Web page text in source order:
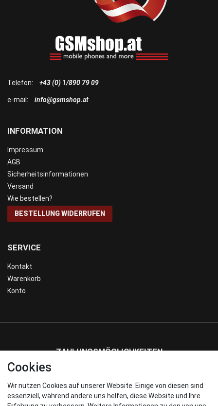
SERVICE
Kontakt
Warenkorb
Konto
INFORMATION
Impressum
AGB
Sicherheitsinformationen
Versand
Wie bestellen?
BESTELLUNG WIDERRUFEN
Telefon: +43 (0) 1/890 79 09
e-mail: info@gsmshop.at
ZAHLUNGSMÖGLICHKEITEN
WIR VERSENDEN MIT
Cookies
Wir nutzen Cookies auf unserer Website. Einige von diesen sind
essenziell, während andere uns helfen, diese Website und Ihre